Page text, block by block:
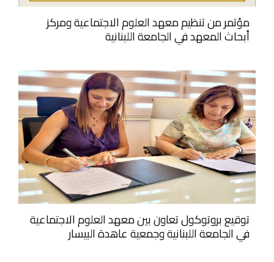
مؤتمر من تنظيم معهد العلوم الاجتماعية ومركز
أبحاث المعهد في الجامعة اللبنانية
توقيع بروتوكول تعاون بين معهد العلوم الاجتماعية
في الجامعة اللبنانية وجمعية عاهدة البيسار